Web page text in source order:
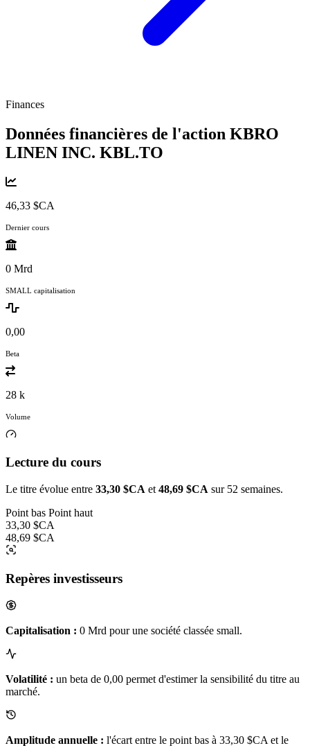
Finances
Données financières de l'action KBRO
LINEN INC. KBL.TO
46,33 $CA
Dernier cours
0 Mrd
SMALL capitalisation
0,00
Beta
28 k
Volume
Lecture du cours
Le titre évolue entre 33,30 $CA et 48,69 $CA sur 52 semaines.
Point bas Point haut
33,30 $CA
48,69 $CA
Repères investisseurs
Capitalisation : 0 Mrd pour une société classée small.
Volatilité : un beta de 0,00 permet d'estimer la sensibilité du titre au
marché.
Amplitude annuelle : l'écart entre le point bas à 33,30 $CA et le